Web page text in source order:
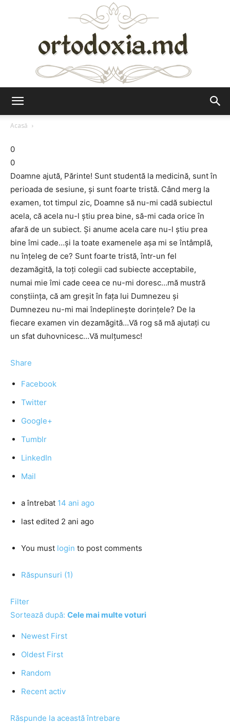
Acasă
0
0
Doamne ajută, Părinte! Sunt studentă la medicină, sunt în
perioada de sesiune, şi sunt foarte tristă. Când merg la
examen, tot timpul zic, Doamne să nu-mi cadă subiectul
acela, că acela nu-l ştiu prea bine, să-mi cada orice în
afară de un subiect. Şi anume acela care nu-l ştiu prea
bine îmi cade…şi la toate examenele aşa mi se întâmplă,
nu înţeleg de ce? Sunt foarte tristă, într-un fel
dezamăgită, la toţi colegii cad subiecte acceptabile,
numai mie îmi cade ceea ce nu-mi doresc…mă mustră
conştiinţa, că am greşit în faţa lui Dumnezeu şi
Dumnezeu nu-mi mai îndeplineşte dorinţele? De la
fiecare examen vin dezamăgită…Vă rog să mă ajutaţi cu
un sfat duhovnicesc…Vă mulţumesc!
Share
Facebook
Twitter
Google+
Tumblr
LinkedIn
Mail
a întrebat 14 ani ago
last edited 2 ani ago
You must login to post comments
Răspunsuri (1)
Filter
Sortează după: Cele mai multe voturi
Newest First
Oldest First
Random
Recent activ
Răspunde la această întrebare